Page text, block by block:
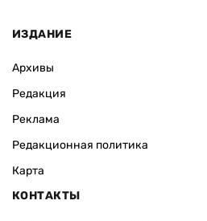
ИЗДАНИЕ
Архивы
Редакция
Реклама
Редакционная политика
Карта
КОНТАКТЫ